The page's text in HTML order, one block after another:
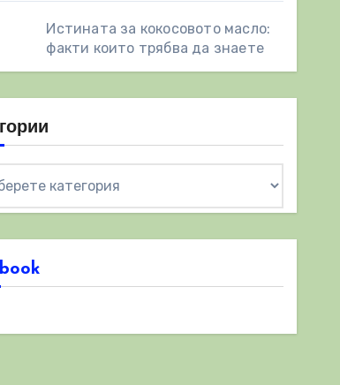
Истината за кокосовото масло:
факти които трябва да знаете